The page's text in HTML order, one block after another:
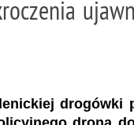
drogówki